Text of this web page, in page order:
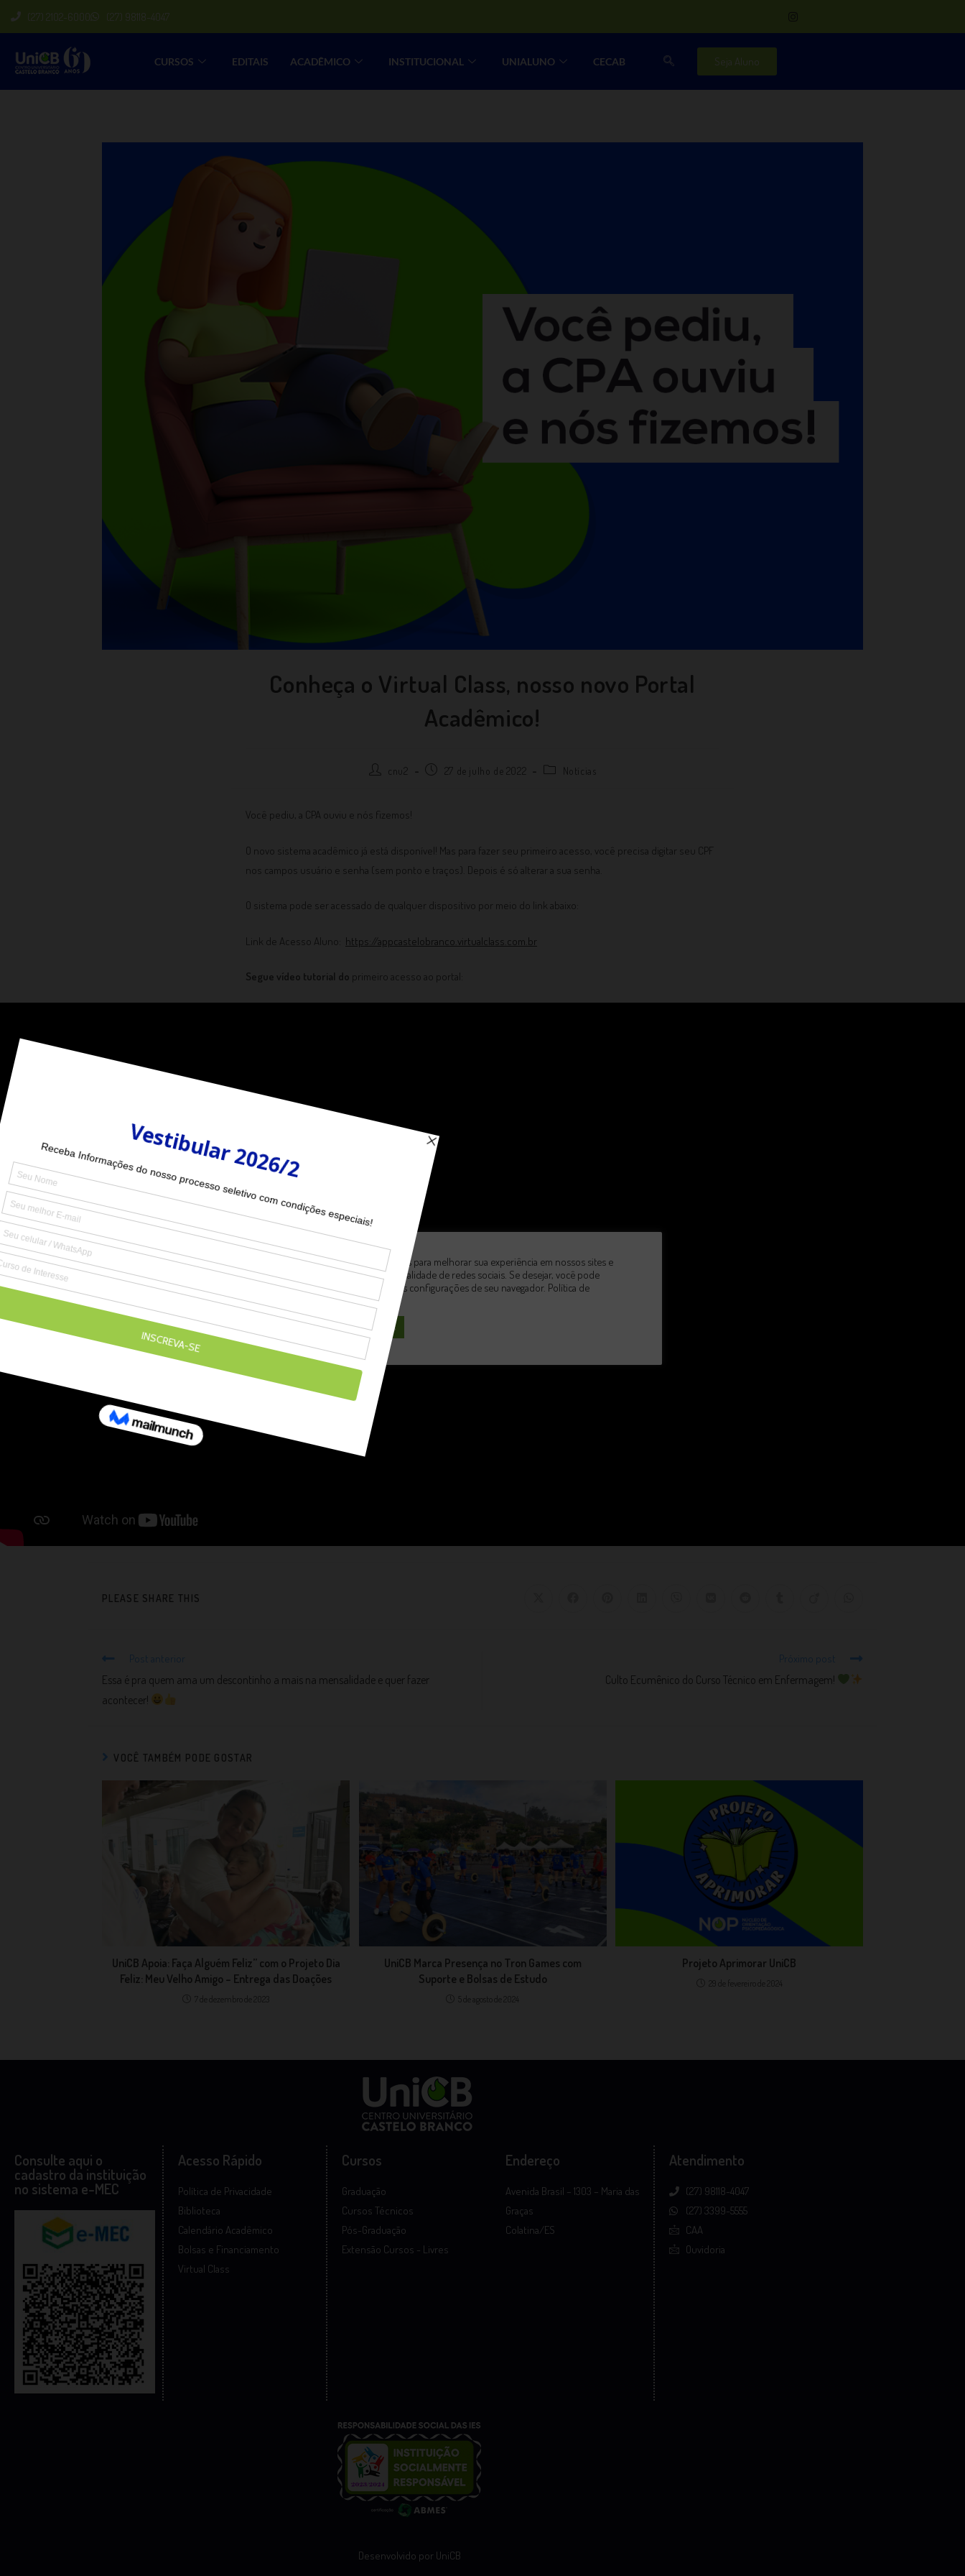
(27) 2102-6000 (27) 98118-4047
CURSOS EDITAIS ACADÊMICO INSTITUCIONAL UNIALUNO CECAB Seja Aluno
Conheça o Virtual Class, nosso novo Portal
Acadêmico!
cnu2 27 de julho de 2022 Notícias
Você pediu, a CPA ouviu e nós fizemos!
O novo sistema acadêmico já está disponível! Mas para fazer seu primeiro acesso, você precisa digitar seu CPF
nos campos usuário e senha (sem ponto e traços). Depois é só alterar a sua senha.
O sistema pode ser acessado de qualquer dispositivo por meio do link abaixo:
Link de Acesso Aluno: https://appcastelobranco.virtualclass.com.br
Segue vídeo tutorial do primeiro acesso ao portal:
PLEASE SHARE THIS
Post anterior
Essa é pra quem ama um descontinho a mais na mensalidade e quer fazer
acontecer!
Próximo post
Culto Ecumênico do Curso Técnico em Enfermagem!
VOCÊ TAMBÉM PODE GOSTAR
UniCB Apoia: Faça Alguém Feliz” com o Projeto Dia
Feliz: Meu Velho Amigo – Entrega das Doações
7 de dezembro de 2023
UniCB Marca Presença no Tron Games com
Suporte e Bolsas de Estudo
5 de agosto de 2024
Projeto Aprimorar UniCB
29 de fevereiro de 2024
Consulte aqui o
cadastro da instituição
no sistema e-MEC
Acesso Rápido
Política de Privacidade
Biblioteca
Calendário Acadêmico
Bolsas e Financiamento
Virtual Class
Cursos
Graduação
Cursos Técnicos
Pós-Graduação
Extensão Cursos - Livres
Endereço
Avenida Brasil – 1303 – Maria das
Graças
Colatina/ES
Atendimento
(27) 98118-4047
(27) 3399-5555
CAA
Ouvidoria
Desenvolvido por UniCB
Utilizamos cookies para melhorar sua experiência em nossos sites e
fornecer funcionalidade de redes sociais. Se desejar, você pode
desabilitá-los nas configurações de seu navegador. Política de
Privacidade
Aceitar Todos